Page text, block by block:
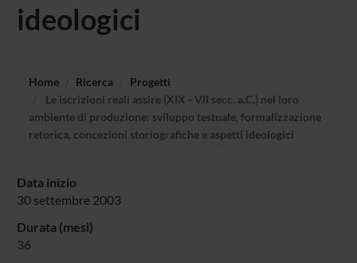
ideologici
Home Ricerca
Progetti
Le iscrizioni reali assire (XIX - VII secc. a.C.) nel loro
ambiente di produzione: sviluppo testuale, formalizzazione
retorica, concezioni storiografiche e aspetti ideologici
Data inizio
30 settembre 2003
Durata (mesi)
36